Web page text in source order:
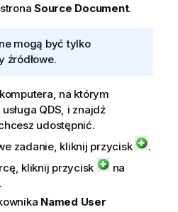
Source Document.
mogą być tylko
źródłowe.
na którym
QDS , i znajdź
udostępnić.
zadanie, kliknij przycisk
.
kliknij przycisk
na
.
Named User